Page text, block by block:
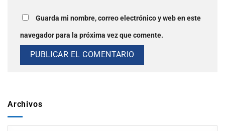
Archivos
Guarda mi nombre, correo electrónico y web en este
navegador para la próxima vez que comente.